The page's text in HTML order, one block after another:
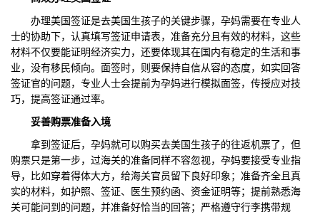
办理美国签证是去美国生孩子的关键步骤，孕妈需要在专业人
士的协助下，认真填写签证申请表，准备充分且有效的材料，这些
材料不仅要能证明经济实力，还要体现其在国内有稳定的生活和事
业，没有移民倾向。面签时，则要保持自信从容的态度，如实回答
签证官的问题，专业人士会提前为孕妈进行模拟面签，传授应对技
巧，提高签证通过率。
妥善购票准备入境
拿到签证后，孕妈就可以购买去美国生孩子的往返机票了，但
购票只是第一步，过海关的准备同样不容忽视，孕妈要接受专业指
导，比如穿着得体大方，给海关官员留下良好印象；准备齐全且真
实的材料，如护照、签证、医生预约函、资金证明等；提前熟悉海
关可能问到的问题，并准备好恰当的回答；严格遵守行李携带规